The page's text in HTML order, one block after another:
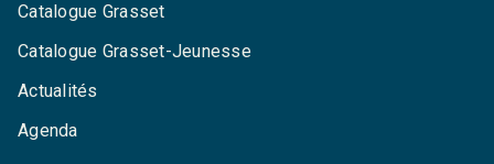
Catalogue Grasset
Catalogue Grasset-Jeunesse
Actualités
Agenda